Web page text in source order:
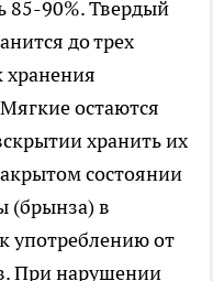
85-90%. Твердый
до трех
хранения
остаются
хранить их
состоянии
(брынза) в
употреблению от
При нарушении